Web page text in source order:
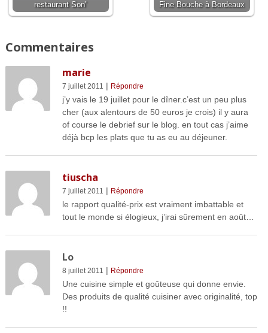
restaurant Son’
Fine Bouche à Bordeaux
Commentaires
marie
7 juillet 2011 | Répondre
j’y vais le 19 juillet pour le dîner.c’est un peu plus
cher (aux alentours de 50 euros je crois) il y aura
of course le debrief sur le blog. en tout cas j’aime
déjà bcp les plats que tu as eu au déjeuner.
tiuscha
7 juillet 2011 | Répondre
le rapport qualité-prix est vraiment imbattable et
tout le monde si élogieux, j’irai sûrement en août…
Lo
8 juillet 2011 | Répondre
Une cuisine simple et goûteuse qui donne envie.
Des produits de qualité cuisiner avec originalité, top
!!